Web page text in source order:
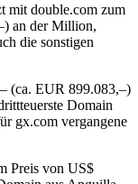
mit double.com zum
an der Million,
die sonstigen
(ca. EUR 899.083,–)
Domain
gx.com vergangene
Preis von US$